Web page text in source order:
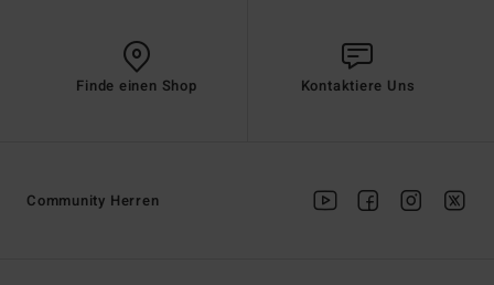
Finde einen Shop Kontaktiere Uns
Community Herren